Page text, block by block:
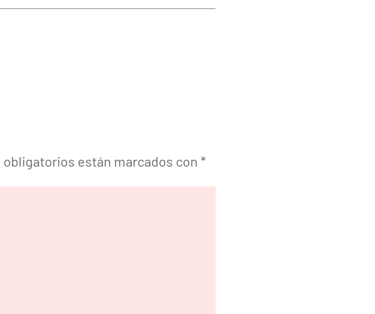
obligatorios están marcados con *